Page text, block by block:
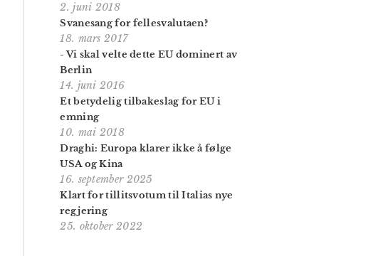
2. juni 2018
Svanesang for fellesvalutaen?
18. mars 2017
- Vi skal velte dette EU dominert av
Berlin
14. juni 2016
Et betydelig tilbakeslag for EU i
emning
10. mai 2018
Draghi: Europa klarer ikke å følge
USA og Kina
16. september 2025
Klart for tillitsvotum til Italias nye
regjering
25. oktober 2022